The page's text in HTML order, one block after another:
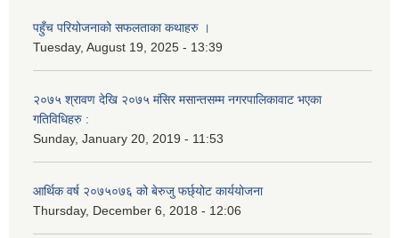
पहुँच परियोजनाको सफलताका कथाहरु ।
Tuesday, August 19, 2025 - 13:39
२०७५ श्रावण देखि २०७५ मंसिर मसान्तसम्म नगरपालिकावाट भएका
गतिविधिहरु :
Sunday, January 20, 2019 - 11:53
आर्थिक वर्ष २०७५०७६ को बेरुजु फर्छ्योट कार्ययोजना
Thursday, December 6, 2018 - 12:06